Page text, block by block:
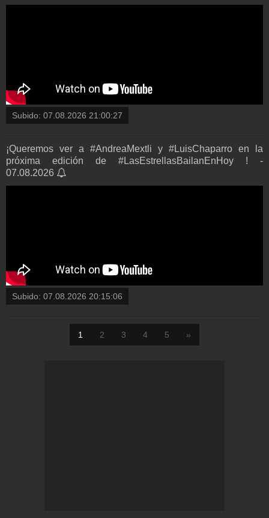
Subido: 07.08.2026 21:00:27
¡Queremos ver a #AndreaMextli y #LuisChaparro en la
próxima edición de #LasEstrellasBailanEnHoy ! -
07.08.2026
Subido: 07.08.2026 20:15:06
1 2 3 4 5 »